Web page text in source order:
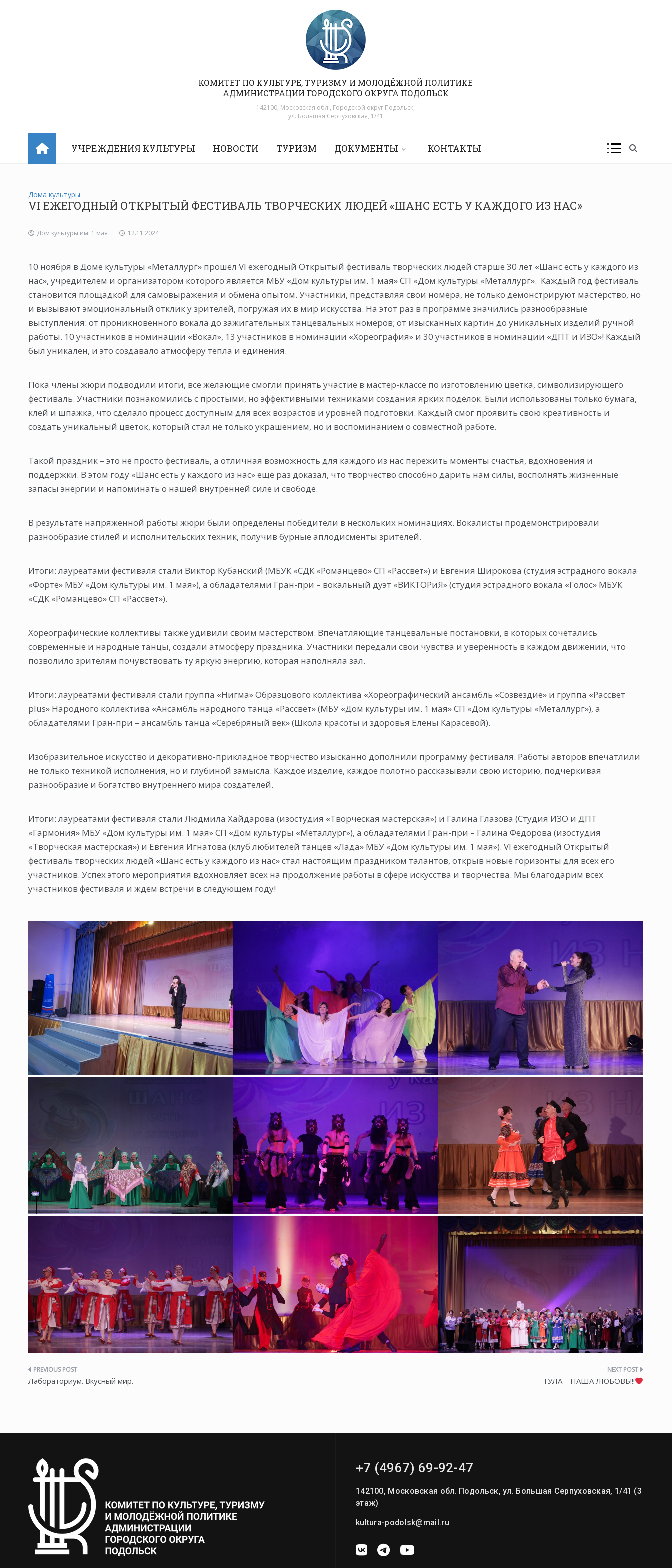
КОМИТЕТ ПО КУЛЬТУРЕ, ТУРИЗМУ И МОЛОДЁЖНОЙ ПОЛИТИКЕ
АДМИНИСТРАЦИИ ГОРОДСКОГО ОКРУГА ПОДОЛЬСК
142100, Московская обл., Городской округ Подольск,
ул. Большая Серпуховская, 1/41
УЧРЕЖДЕНИЯ КУЛЬТУРЫ НОВОСТИ ТУРИЗМ ДОКУМЕНТЫ КОНТАКТЫ
Дома культуры
VI ЕЖЕГОДНЫЙ ОТКРЫТЫЙ ФЕСТИВАЛЬ ТВОРЧЕСКИХ ЛЮДЕЙ «ШАНС ЕСТЬ У КАЖДОГО ИЗ НАС»
Дом культуры им. 1 мая 12.11.2024
10 ноября в Доме культуры «Металлург» прошёл VI ежегодный Открытый фестиваль творческих людей старше 30 лет «Шанс есть у каждого из
нас», учредителем и организатором которого является МБУ «Дом культуры им. 1 мая» СП «Дом культуры «Металлург». Каждый год фестиваль
становится площадкой для самовыражения и обмена опытом. Участники, представляя свои номера, не только демонстрируют мастерство, но
и вызывают эмоциональный отклик у зрителей, погружая их в мир искусства. На этот раз в программе значились разнообразные
выступления: от проникновенного вокала до зажигательных танцевальных номеров; от изысканных картин до уникальных изделий ручной
работы. 10 участников в номинации «Вокал», 13 участников в номинации «Хореография» и 30 участников в номинации «ДПТ и ИЗО»! Каждый
был уникален, и это создавало атмосферу тепла и единения.
Пока члены жюри подводили итоги, все желающие смогли принять участие в мастер-классе по изготовлению цветка, символизирующего
фестиваль. Участники познакомились с простыми, но эффективными техниками создания ярких поделок. Были использованы только бумага,
клей и шпажка, что сделало процесс доступным для всех возрастов и уровней подготовки. Каждый смог проявить свою креативность и
создать уникальный цветок, который стал не только украшением, но и воспоминанием о совместной работе.
Такой праздник – это не просто фестиваль, а отличная возможность для каждого из нас пережить моменты счастья, вдохновения и
поддержки. В этом году «Шанс есть у каждого из нас» ещё раз доказал, что творчество способно дарить нам силы, восполнять жизненные
запасы энергии и напоминать о нашей внутренней силе и свободе.
В результате напряженной работы жюри были определены победители в нескольких номинациях. Вокалисты продемонстрировали
разнообразие стилей и исполнительских техник, получив бурные аплодисменты зрителей.
Итоги: лауреатами фестиваля стали Виктор Кубанский (МБУК «СДК «Романцево» СП «Рассвет») и Евгения Широкова (студия эстрадного вокала
«Форте» МБУ «Дом культуры им. 1 мая»), а обладателями Гран-при – вокальный дуэт «ВИКТОРиЯ» (студия эстрадного вокала «Голос» МБУК
«СДК «Романцево» СП «Рассвет»).
Хореографические коллективы также удивили своим мастерством. Впечатляющие танцевальные постановки, в которых сочетались
современные и народные танцы, создали атмосферу праздника. Участники передали свои чувства и уверенность в каждом движении, что
позволило зрителям почувствовать ту яркую энергию, которая наполняла зал.
Итоги: лауреатами фестиваля стали группа «Нигма» Образцового коллектива «Хореографический ансамбль «Созвездие» и группа «Рассвет
plus» Народного коллектива «Ансамбль народного танца «Рассвет» (МБУ «Дом культуры им. 1 мая» СП «Дом культуры «Металлург»), а
обладателями Гран-при – ансамбль танца «Серебряный век» (Школа красоты и здоровья Елены Карасевой).
Изобразительное искусство и декоративно-прикладное творчество изысканно дополнили программу фестиваля. Работы авторов впечатлили
не только техникой исполнения, но и глубиной замысла. Каждое изделие, каждое полотно рассказывали свою историю, подчеркивая
разнообразие и богатство внутреннего мира создателей.
Итоги: лауреатами фестиваля стали Людмила Хайдарова (изостудия «Творческая мастерская») и Галина Глазова (Студия ИЗО и ДПТ
«Гармония» МБУ «Дом культуры им. 1 мая» СП «Дом культуры «Металлург»), а обладателями Гран-при – Галина Фёдорова (изостудия
«Творческая мастерская») и Евгения Игнатова (клуб любителей танцев «Лада» МБУ «Дом культуры им. 1 мая»). VI ежегодный Открытый
фестиваль творческих людей «Шанс есть у каждого из нас» стал настоящим праздником талантов, открыв новые горизонты для всех его
участников. Успех этого мероприятия вдохновляет всех на продолжение работы в сфере искусства и творчества. Мы благодарим всех
участников фестиваля и ждём встречи в следующем году!
Навигация
Лабораториум. Вкусный мир. ТУЛА – НАША ЛЮБОВЬ!!!
+7 (4967) 69-92-47
142100, Московская обл. Подольск, ул. Большая Серпуховская, 1/41 (3
этаж)
kultura-podolsk@mail.ru